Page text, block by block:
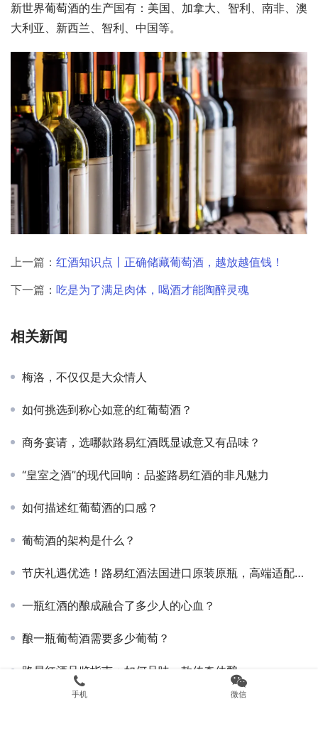
新世界葡萄酒的生产国有：美国、加拿大、智利、南非、澳
大利亚、新西兰、智利、中国等。
上一篇： 红酒知识点丨正确储藏葡萄酒，越放越值钱！
下一篇： 吃是为了满足肉体，喝酒才能陶醉灵魂
相关新闻
梅洛，不仅仅是大众情人
如何挑选到称心如意的红葡萄酒？
商务宴请，选哪款路易红酒既显诚意又有品味？
“皇室之酒”的现代回响：品鉴路易红酒的非凡魅力
如何描述红葡萄酒的口感？
葡萄酒的架构是什么？
节庆礼遇优选！路易红酒法国进口原装原瓶，高端适配节日送礼场景
一瓶红酒的酿成融合了多少人的心血？
酿一瓶葡萄酒需要多少葡萄？
路易红酒品鉴指南：如何品味一款传奇佳酿
如何处理葡萄酒的断塞问题？
手机 微信